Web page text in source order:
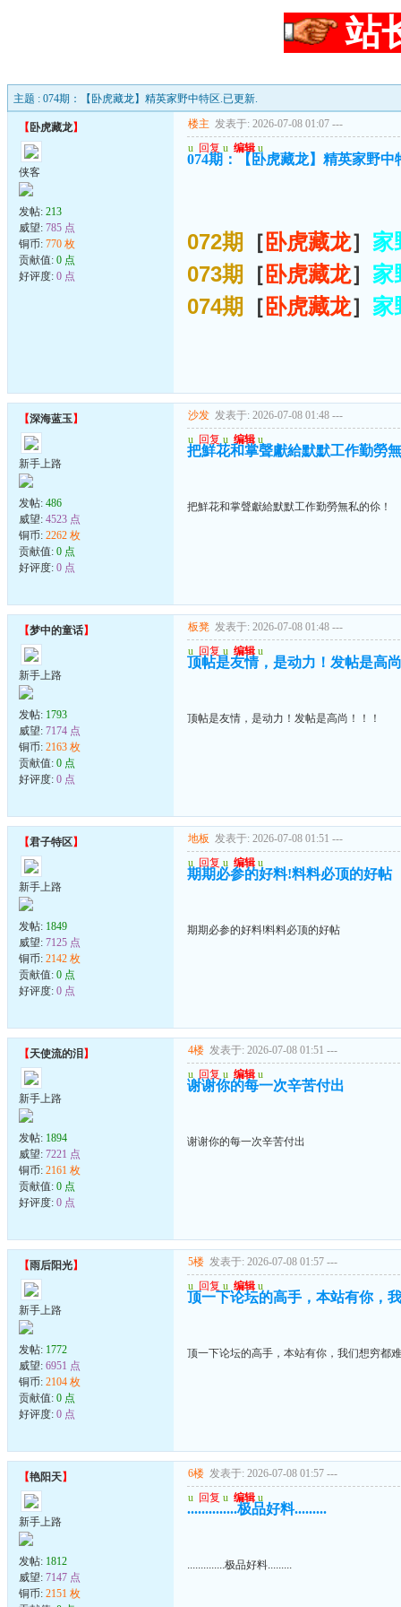
站
主题 : 074期：【卧虎藏龙】精英家野中特区.已更新.
【 卧虎藏龙】
侠客
发帖: 213
威望: 785 点
铜币: 770 枚
贡献值: 0 点
好评度: 0 点
楼主 发表于: 2026-07-08 01:07 ---
u 回复 u 编辑 u
074期：【卧虎藏龙】精英家野中
072期 ［ 卧虎藏龙］ 家
073期
［ 卧虎藏龙］ 家
074期
［ 卧虎藏龙］ 家
【深海蓝玉】
新手上路
发帖: 486
威望: 4523 点
铜币: 2262 枚
贡献值: 0 点
好评度: 0 点
沙发 发表于: 2026-07-08 01:48 ---
u 回复 u 编辑 u
把鮮花和掌聲獻給默默工作勤勞
把鮮花和掌聲獻給默默工作勤勞無私的伱！
【梦中的童话】
新手上路
发帖: 1793
威望: 7174 点
铜币: 2163 枚
贡献值: 0 点
好评度: 0 点
板凳 发表于: 2026-07-08 01:48 ---
u 回复 u 编辑 u
顶帖是友情，是动力！发帖是高
顶帖是友情，是动力！发帖是高尚！！！
【君子特区】
新手上路
发帖: 1849
威望: 7125 点
铜币: 2142 枚
贡献值: 0 点
好评度: 0 点
地板 发表于: 2026-07-08 01:51 ---
u 回复 u 编辑 u
期期必参的好料!料料必顶的好帖
期期必参的好料!料料必顶的好帖
【天使流的泪 】
新手上路
发帖: 1894
威望: 7221 点
铜币: 2161 枚
贡献值: 0 点
好评度: 0 点
4楼 发表于: 2026-07-08 01:51 ---
u 回复 u 编辑 u
谢谢你的每一次辛苦付出
谢谢你的每一次辛苦付出
【雨后阳光】
新手上路
发帖: 1772
威望: 6951 点
铜币: 2104 枚
贡献值: 0 点
好评度: 0 点
5楼 发表于: 2026-07-08 01:57 ---
u 回复 u 编辑 u
顶一下论坛的高手，本站有你，
顶一下论坛的高手，本站有你，我们想穷都
【艳阳天】
新手上路
发帖: 1812
威望: 7147 点
铜币: 2151 枚
6楼 发表于: 2026-07-08 01:57 ---
u 回复 u 编辑 u
..............极品好料.........
..............极品好料.........